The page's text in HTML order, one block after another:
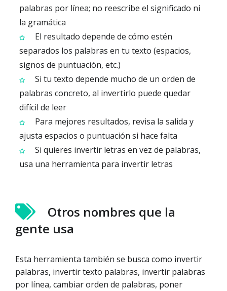
palabras por línea; no reescribe el significado ni
la gramática
El resultado depende de cómo estén
separados los palabras en tu texto (espacios,
signos de puntuación, etc.)
Si tu texto depende mucho de un orden de
palabras concreto, al invertirlo puede quedar
difícil de leer
Para mejores resultados, revisa la salida y
ajusta espacios o puntuación si hace falta
Si quieres invertir letras en vez de palabras,
usa una herramienta para invertir letras
Otros nombres que la
gente usa
Esta herramienta también se busca como invertir
palabras, invertir texto palabras, invertir palabras
por línea, cambiar orden de palabras, poner